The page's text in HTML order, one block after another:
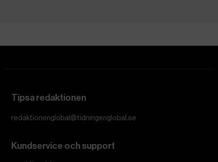
Tipsa redaktionen
redaktionenglobal@tidningenglobal.se
Kundservice och support